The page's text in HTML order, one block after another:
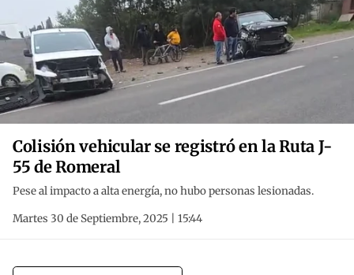
Colisión vehicular se registró en la Ruta J-
55 de Romeral
Pese al impacto a alta energía, no hubo personas lesionadas.
Martes 30 de Septiembre, 2025 | 15:44